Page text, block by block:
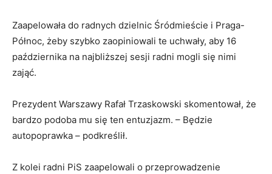
Zaapelowała do radnych dzielnic Śródmieście i Praga-
Północ, żeby szybko zaopiniowali te uchwały, aby 16
października na najbliższej sesji radni mogli się nimi
zająć.
Prezydent Warszawy Rafał Trzaskowski skomentował, że
bardzo podoba mu się ten entuzjazm. – Będzie
autopoprawka – podkreślił.
Z kolei radni PiS zaapelowali o przeprowadzenie